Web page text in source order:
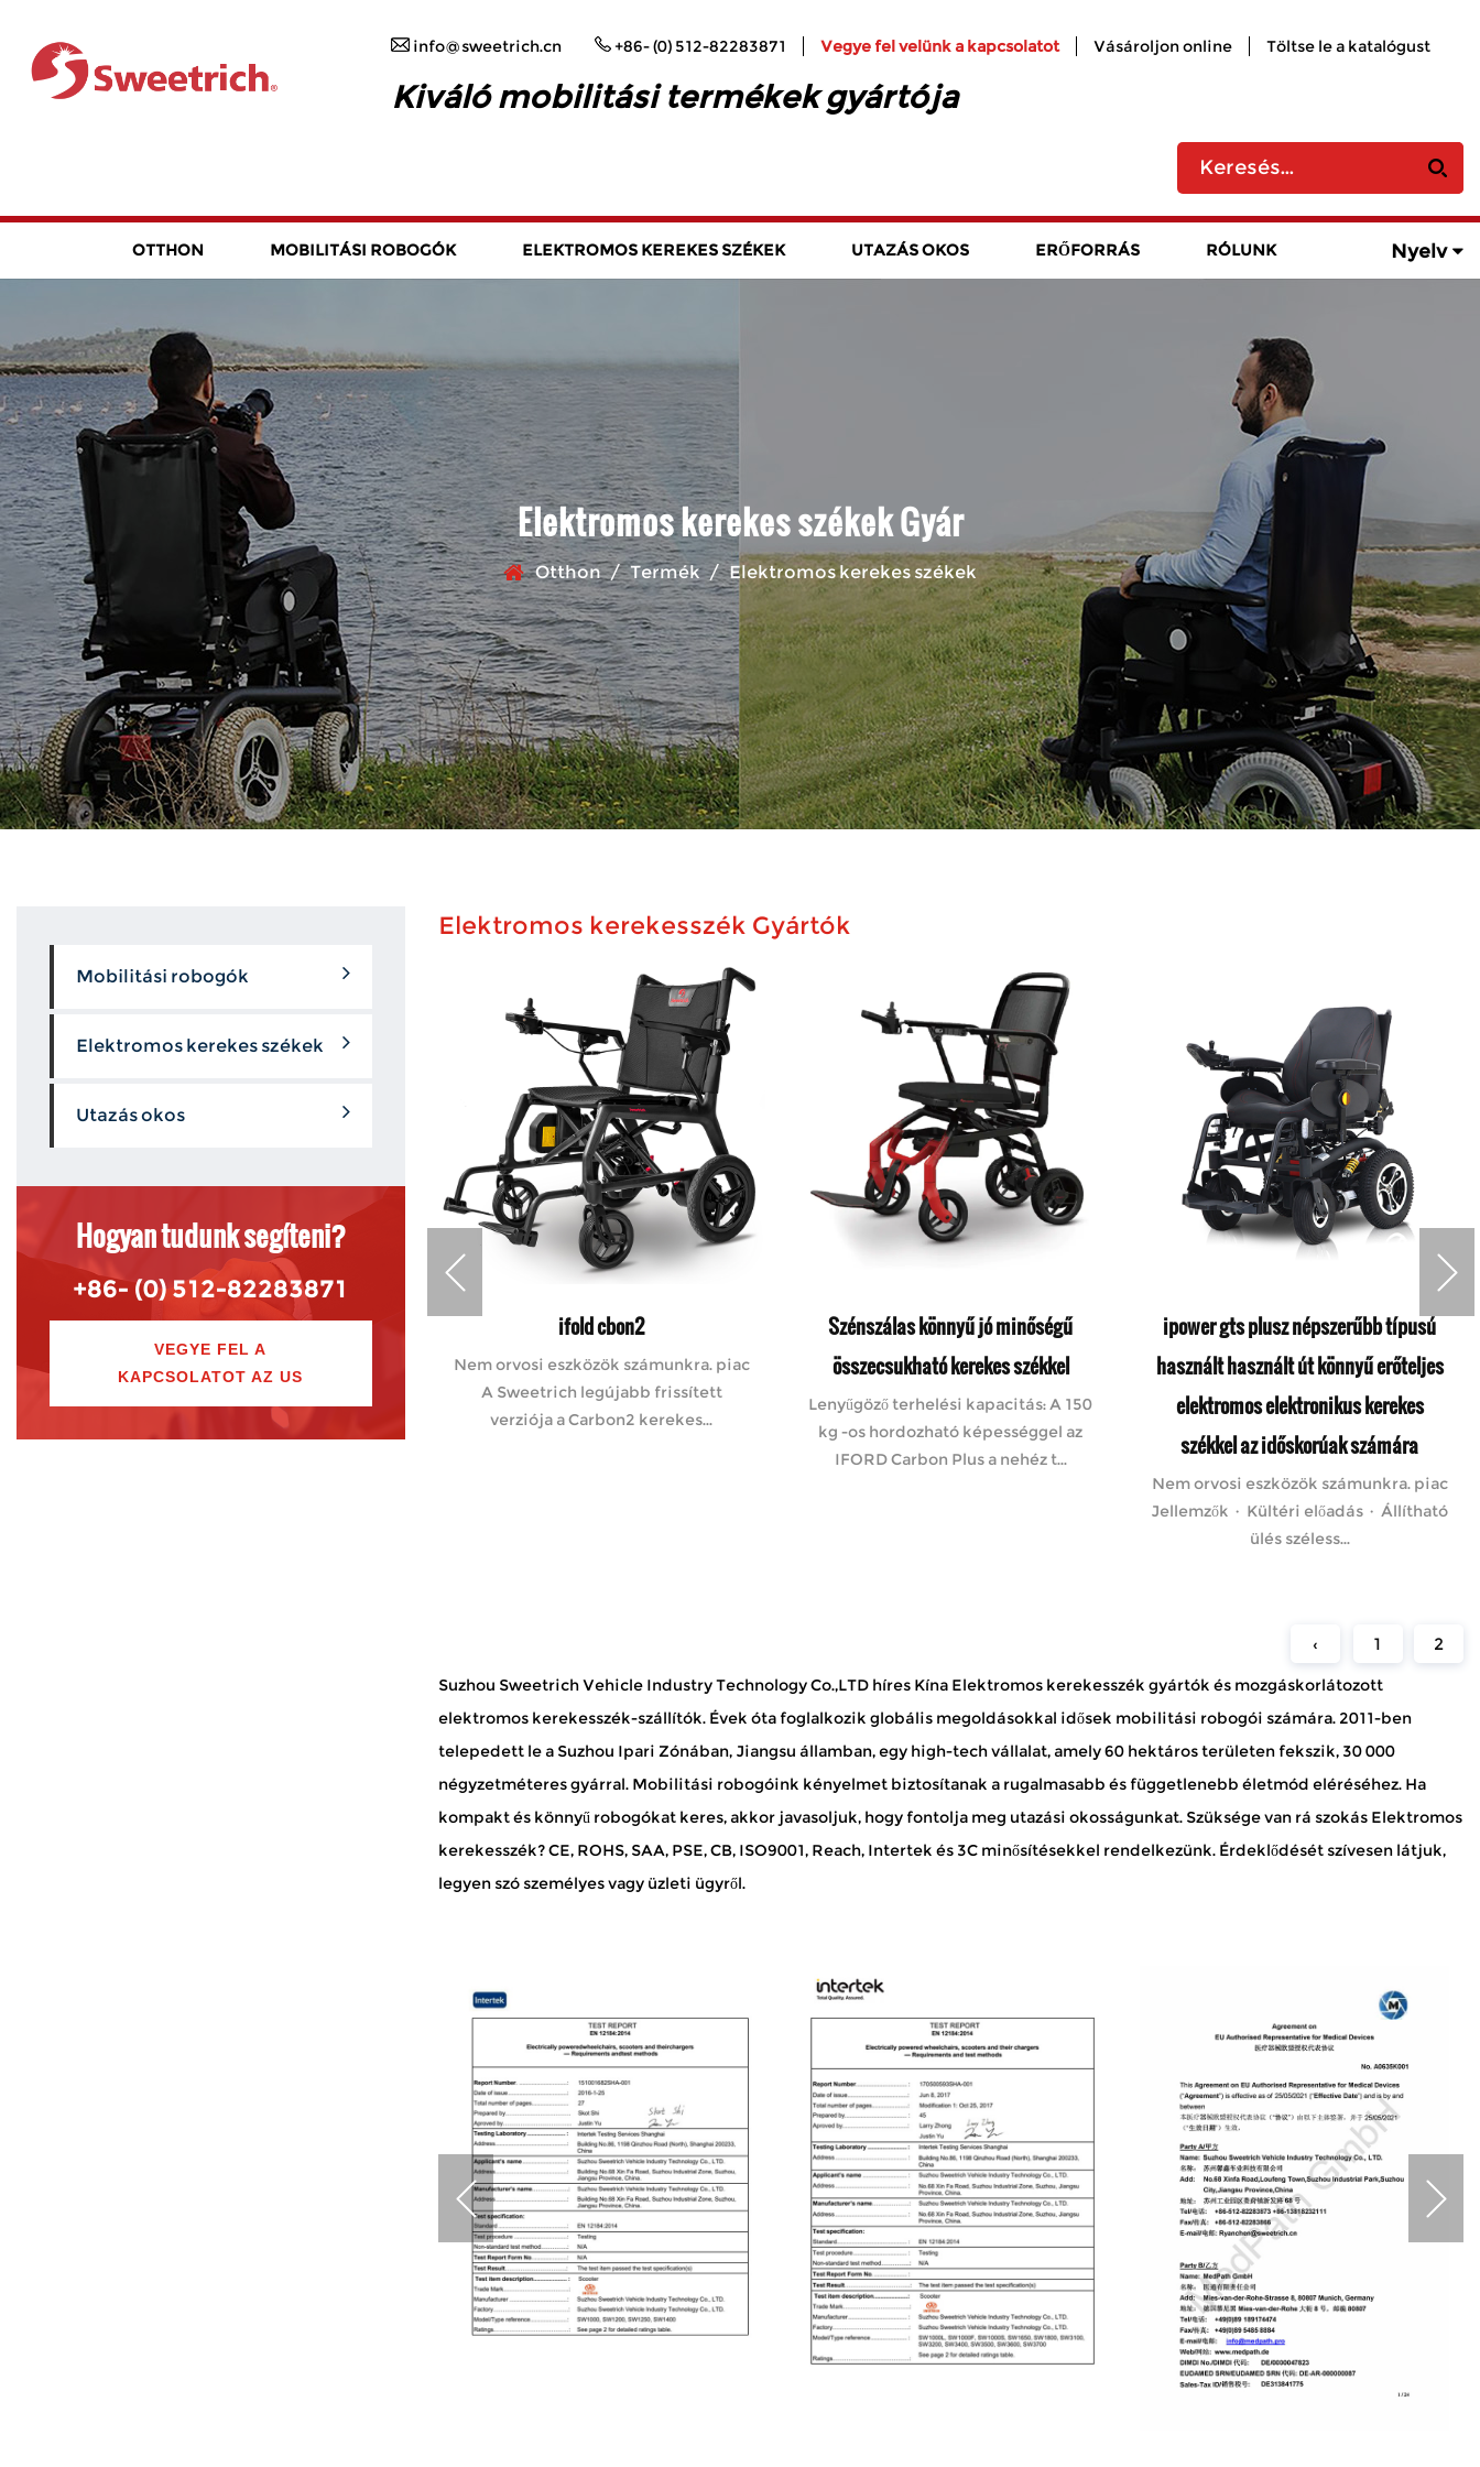
info@sweetrich.cn +86- (0) 512-82283871 Vegye fel velünk a kapcsolatot Vásároljon online Töltse le a katalógust
Kiváló mobilitási termékek gyártója
OTTHON MOBILITÁSI ROBOGÓK ELEKTROMOS KEREKES SZÉKEK UTAZÁS OKOS ERŐFORRÁS RÓLUNK Nyelv
Elektromos kerekes székek Gyár
Otthon / Termék / Elektromos kerekes székek
Mobilitási robogók
Elektromos kerekes székek
Utazás okos
Hogyan tudunk segíteni?
+86- (0) 512-82283871
VEGYE FEL A
KAPCSOLATOT AZ US
Elektromos kerekesszék Gyártók
ifold szénszálas elektromos kerekes
szék
Nem orvosi eszközök számunkra. piac
A mobilitási megoldások
ifold cbon2
Nem orvosi eszközök számunkra. piac
A Sweetrich legújabb frissített
verziója a Carbon2 kerekes...
Szénszálas könnyű jó minőségű
összecsukható kerekes székkel
Lenyűgöző terhelési kapacitás: A 150
kg -os hordozható képességgel az
IFORD Carbon Plus a nehéz t...
ipower gts plusz népszerűbb típusú
használt használt út könnyű erőteljes
elektromos elektronikus kerekes
székkel az időskorúak számára
Nem orvosi eszközök számunkra. piac
Jellemzők · Kültéri előadás · Állítható
ülés széless...
‹ 1 2
Suzhou Sweetrich Vehicle Industry Technology Co.,LTD híres Kína Elektromos kerekesszék gyártók és mozgáskorlátozott
elektromos kerekesszék-szállítók. Évek óta foglalkozik globális megoldásokkal idősek mobilitási robogói számára. 2011-ben
telepedett le a Suzhou Ipari Zónában, Jiangsu államban, egy high-tech vállalat, amely 60 hektáros területen fekszik, 30 000
négyzetméteres gyárral. Mobilitási robogóink kényelmet biztosítanak a rugalmasabb és függetlenebb életmód eléréséhez. Ha
kompakt és könnyű robogókat keres, akkor javasoljuk, hogy fontolja meg utazási okosságunkat. Szüksége van rá szokás Elektromos
kerekesszék? CE, ROHS, SAA, PSE, CB, ISO9001, Reach, Intertek és 3C minősítésekkel rendelkezünk. Érdeklődését szívesen látjuk,
legyen szó személyes vagy üzleti ügyről.